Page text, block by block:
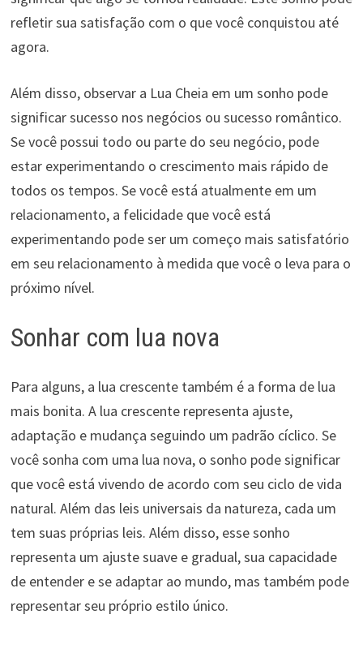
refletir sua satisfação com o que você conquistou até
agora.
Além disso, observar a Lua Cheia em um sonho pode
significar sucesso nos negócios ou sucesso romântico.
Se você possui todo ou parte do seu negócio, pode
estar experimentando o crescimento mais rápido de
todos os tempos. Se você está atualmente em um
relacionamento, a felicidade que você está
experimentando pode ser um começo mais satisfatório
em seu relacionamento à medida que você o leva para o
próximo nível.
Sonhar com lua nova
Para alguns, a lua crescente também é a forma de lua
mais bonita. A lua crescente representa ajuste,
adaptação e mudança seguindo um padrão cíclico. Se
você sonha com uma lua nova, o sonho pode significar
que você está vivendo de acordo com seu ciclo de vida
natural. Além das leis universais da natureza, cada um
tem suas próprias leis. Além disso, esse sonho
representa um ajuste suave e gradual, sua capacidade
de entender e se adaptar ao mundo, mas também pode
representar seu próprio estilo único.